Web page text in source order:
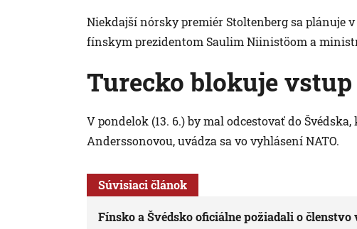
Niekdajší nórsky premiér Stoltenberg sa plánuje
fínskym prezidentom Saulim Niinistöom a
Turecko blokuje vstup
V pondelok (13. 6.) by mal odcestovať do
Anderssonovou, uvádza sa vo vyhlásení NATO.
Súvisiaci článok
Fínsko a Švédsko oficiálne požiadali o členstvo